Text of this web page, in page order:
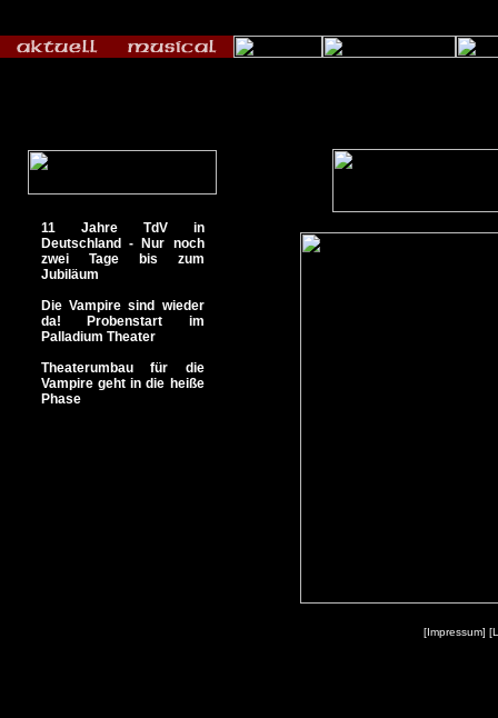
11 Jahre TdV in
Deutschland - Nur noch
zwei Tage bis zum
Jubiläum
Die Vampire sind wieder
da! Probenstart im
Palladium Theater
Theaterumbau für die
Vampire geht in die heiße
Phase
[Impressum]